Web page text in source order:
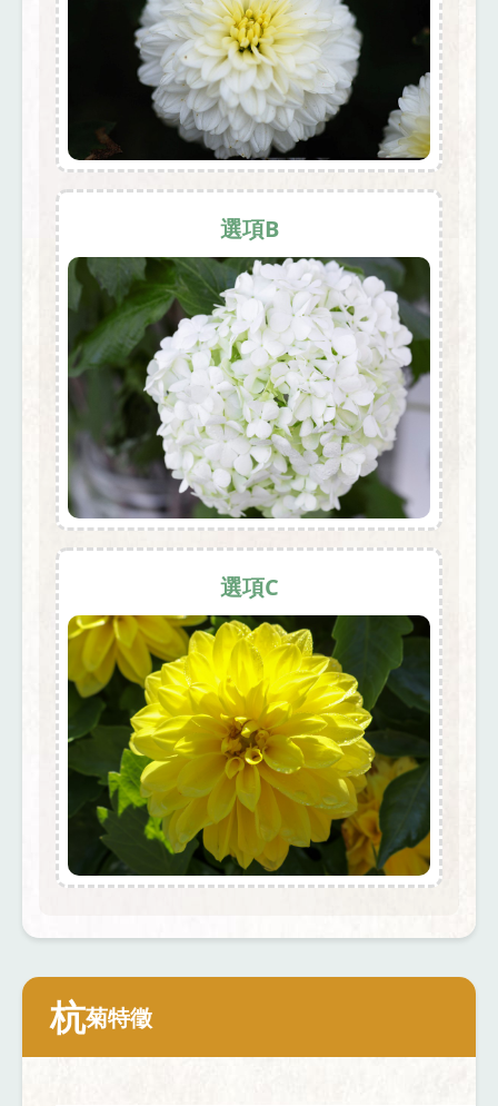
選項B
選項C
杭菊特徵